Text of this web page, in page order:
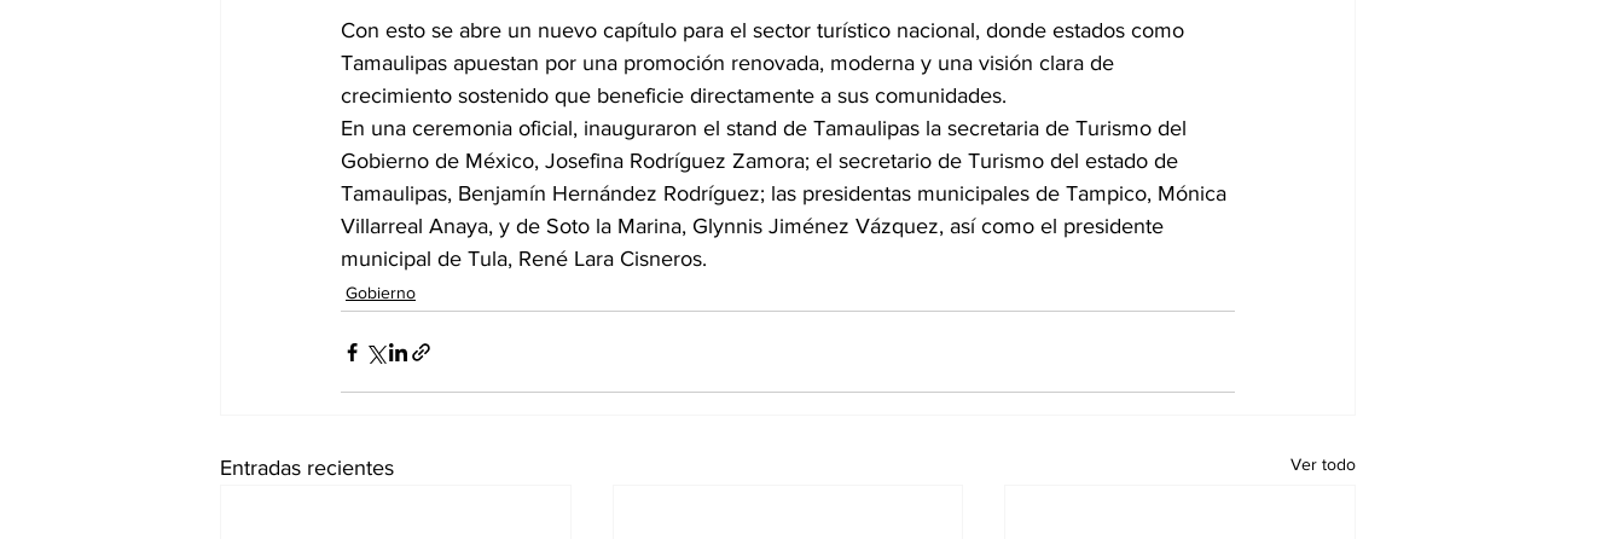
Con esto se abre un nuevo capítulo para el sector turístico nacional, donde estados como
Tamaulipas apuestan por una promoción renovada, moderna y una visión clara de
crecimiento sostenido que beneficie directamente a sus comunidades.
En una ceremonia oficial, inauguraron el stand de Tamaulipas la secretaria de Turismo del
Gobierno de México, Josefina Rodríguez Zamora; el secretario de Turismo del estado de
Tamaulipas, Benjamín Hernández Rodríguez; las presidentas municipales de Tampico, Mónica
Villarreal Anaya, y de Soto la Marina, Glynnis Jiménez Vázquez, así como el presidente
municipal de Tula, René Lara Cisneros.
Gobierno
Entradas recientes Ver todo